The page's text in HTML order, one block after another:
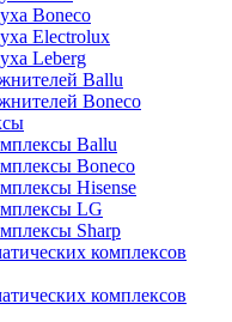
Boneco
Electrolux
Leberg
Ballu
Boneco
Ballu
Boneco
Hisense
LG
Sharp
комплексов
комплексов